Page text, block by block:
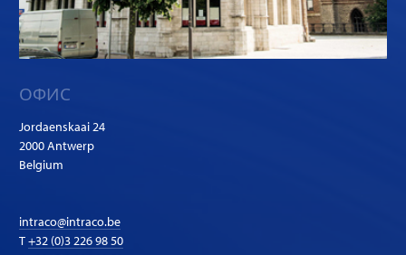
ОФИС
Jordaenskaai 24
2000 Antwerp
Belgium
intraco@intraco.be
T+32 (0)3 226 98 50